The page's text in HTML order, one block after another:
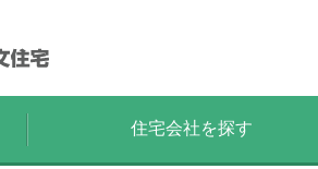
住宅会社を探す